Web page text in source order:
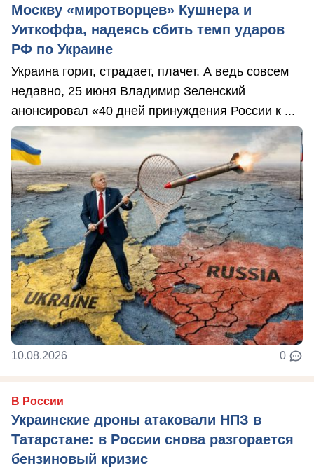
Москву «миротворцев» Кушнера и
Уиткоффа, надеясь сбить темп ударов
РФ по Украине
Украина горит, страдает, плачет. А ведь совсем
недавно, 25 июня Владимир Зеленский
анонсировал «40 дней принуждения России к ...
10.08.2026 0
В России
Украинские дроны атаковали НПЗ в
Татарстане: в России снова разгорается
бензиновый кризис